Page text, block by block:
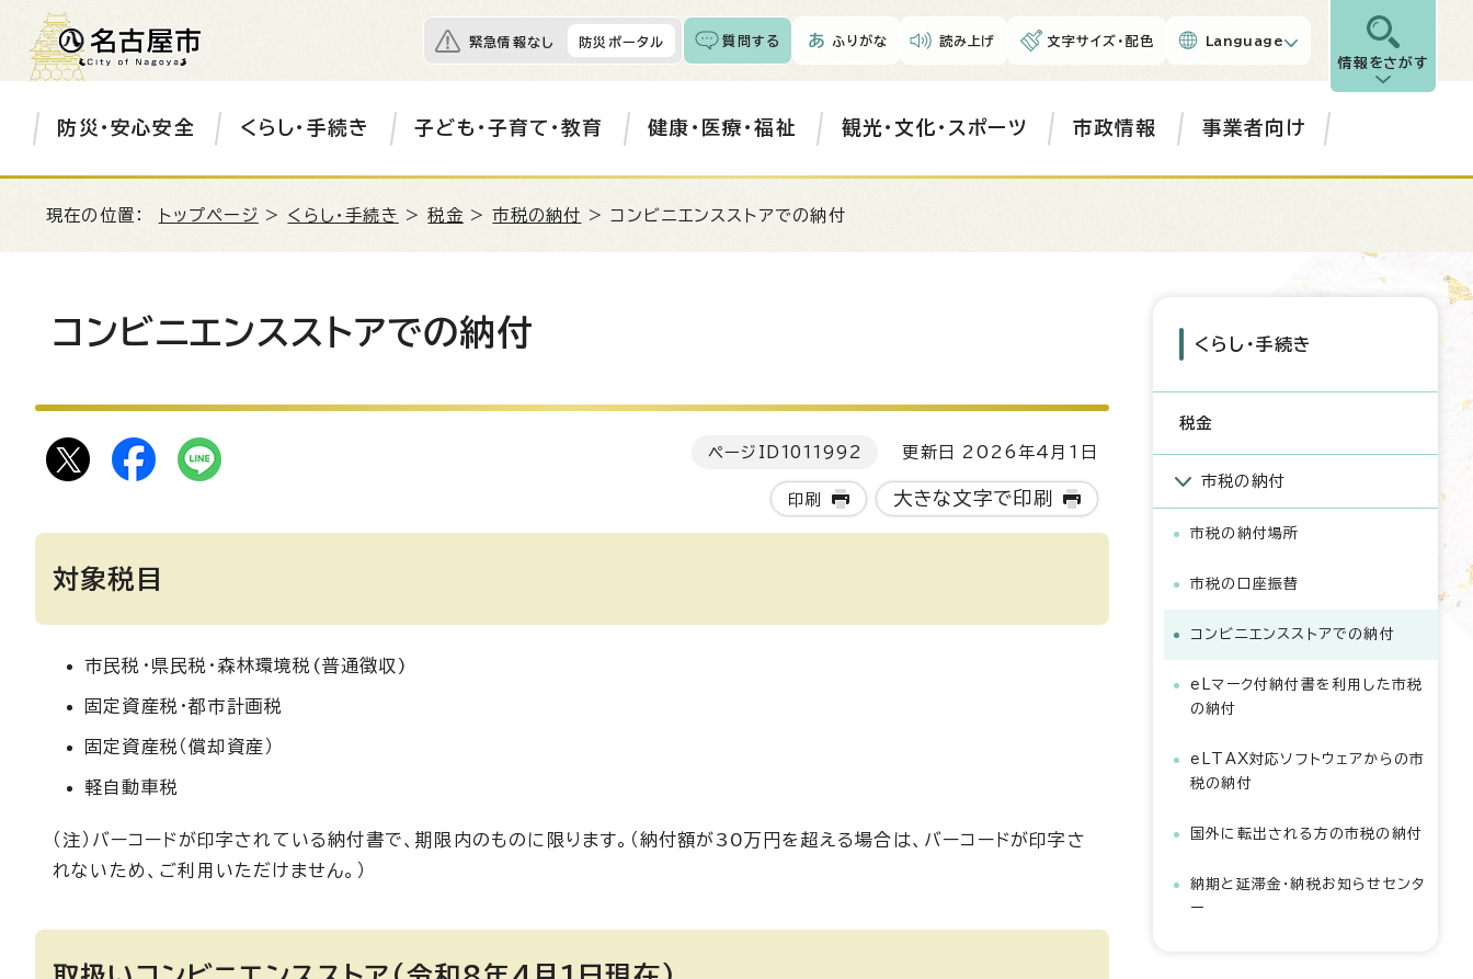
緊急情報なし 防災ポータル 質問する ふりがな 読み上げ 文字サイズ・配色 Language
情報をさがす
防災・安心安全 くらし・手続き 子ども・子育て・教育 健康・医療・福祉 観光・文化・スポーツ 市政情報 事業者向け
現在の位置： トップページ > くらし・手続き >税金 >市税の納付 > コンビニエンスストアでの納付
コンビニエンスストアでの納付
ページID 1011992 更新日 2026年4月1日
印刷 大きな文字で印刷
対象税目
市民税・県民税・森林環境税(普通徴収)
固定資産税・都市計画税
固定資産税（償却資産）
軽自動車税
（注）バーコードが印字されている納付書で、期限内のものに限ります。（納付額が30万円を超える場合は、バーコードが印字さ
れないため、ご利用いただけません。）
くらし・手続き
税金
市税の納付
市税の納付場所
市税の口座振替
コンビニエンスストアでの納付
eLマーク付納付書を利用した市税
の納付
eLTAX対応ソフトウェアからの市
税の納付
国外に転出される方の市税の納付
納期と延滞金・納税お知らせセンタ
ー